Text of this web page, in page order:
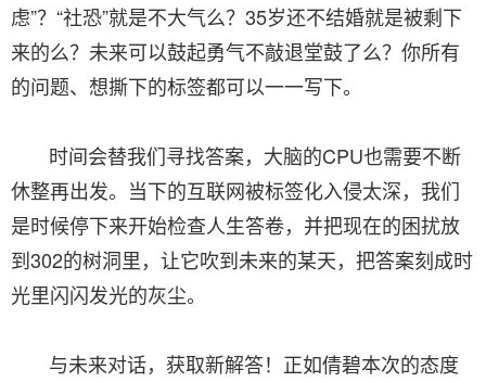
虑”？“社恐”就是不大气么？35岁还不结婚就是被剩下
来的么？未来可以鼓起勇气不敲退堂鼓了么？你所有
的问题、想撕下的标签都可以一一写下。
时间会替我们寻找答案，大脑的CPU也需要不断
休整再出发。当下的互联网被标签化入侵太深，我们
是时候停下来开始检查人生答卷，并把现在的困扰放
到302的树洞里，让它吹到未来的某天，把答案刻成时
光里闪闪发光的灰尘。
与未来对话，获取新解答！正如倩碧本次的态度